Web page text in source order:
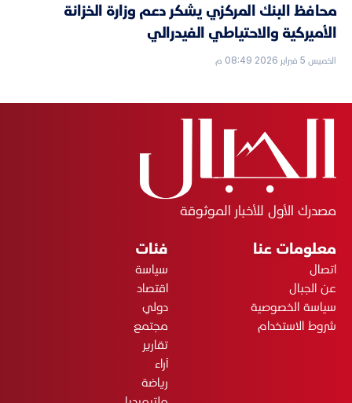
محافظ البنك المركزي يشكر دعم وزارة الخزانة
الأميركية والاحتياطي الفيدرالي
الخميس 5 فبراير 2026 08:49 م
مصدرك الأول للأخبار الموثوقة
معلومات عنا
اتصال
عن الجبال
سياسة الخصوصية
شروط الاستخدام
فئات
سياسة
اقتصاد
دولي
مجتمع
تقارير
آراء
رياضة